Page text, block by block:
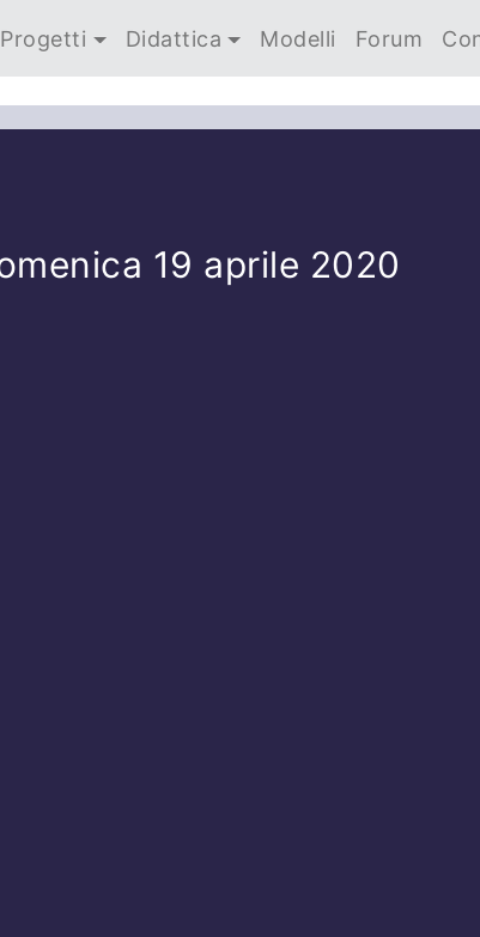
Progetti Didattica Modelli Forum
19 aprile 2020